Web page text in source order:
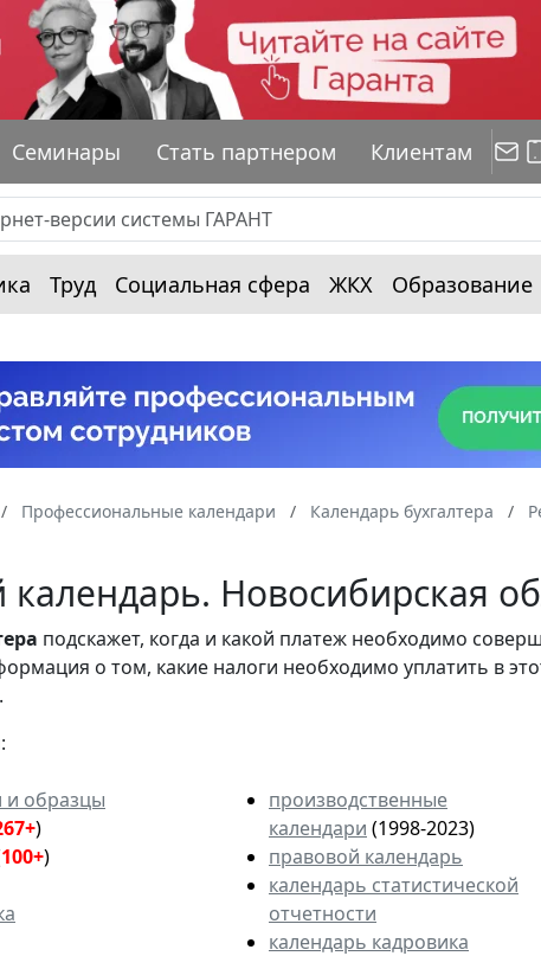
Семинары Стать партнером Клиентам
Труд Социальная сфера ЖКХ Образование
Профессиональные календари Календарь бухгалтера
Новосибирская
подскажет, когда и какой платеж необходимо
о том, какие налоги необходимо уплатить в
:
образцы
)
100+)
производственные
календари (1998-2023)
правовой календарь
календарь статистической
отчетности
календарь кадровика